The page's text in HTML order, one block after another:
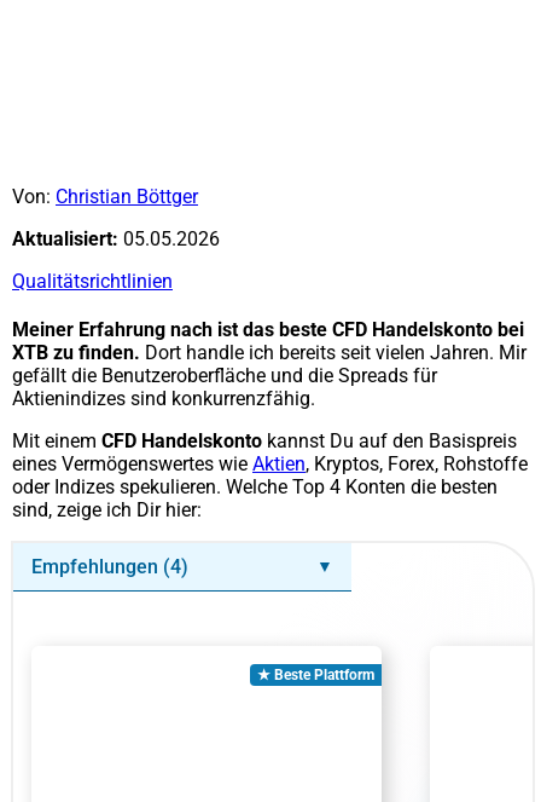
Von: Christian Böttger
Aktualisiert: 05.05.2026
Qualitätsrichtlinien
Meiner Erfahrung nach ist das beste CFD Handelskonto bei
XTB zu finden. Dort handle ich bereits seit vielen Jahren. Mir
gefällt die Benutzeroberfläche und die Spreads für
Aktienindizes sind konkurrenzfähig.
Mit einem CFD Handelskonto kannst Du auf den Basispreis
eines Vermögenswertes wie Aktien, Kryptos, Forex, Rohstoffe
oder Indizes spekulieren. Welche Top 4 Konten die besten
sind, zeige ich Dir hier:
Empfehlungen (4) ▼
★ Beste Plattform